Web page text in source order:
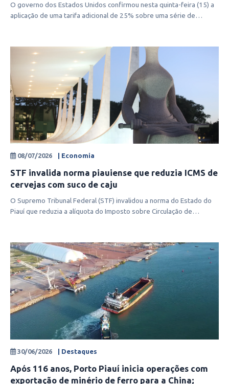
O governo dos Estados Unidos confirmou nesta quinta-feira (15) a
aplicação de uma tarifa adicional de 25% sobre uma série de
08/07/2026 | Economia
STF invalida norma piauiense que reduzia ICMS de
cervejas com suco de caju
O Supremo Tribunal Federal (STF) invalidou a norma do Estado do
Piauí que reduzia a alíquota do Imposto sobre Circulação de
30/06/2026 | Destaques
Após 116 anos, Porto Piauí inicia operações com
exportação de minério de ferro para a China;